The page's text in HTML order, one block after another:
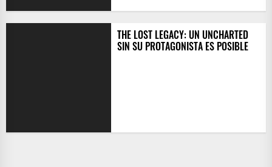
THE LOST LEGACY: UN UNCHARTED
SIN SU PROTAGONISTA ES POSIBLE